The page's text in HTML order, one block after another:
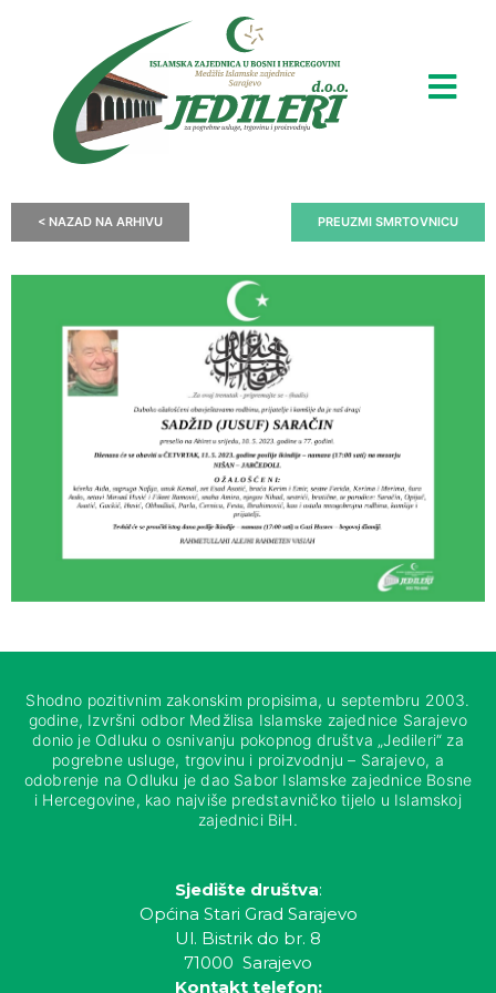
< NAZAD NA ARHIVU PREUZMI SMRTOVNICU
Shodno pozitivnim zakonskim propisima, u septembru 2003.
godine, Izvršni odbor Medžlisa Islamske zajednice Sarajevo
donio je Odluku o osnivanju pokopnog društva „Jedileri“ za
pogrebne usluge, trgovinu i proizvodnju – Sarajevo, a
odobrenje na Odluku je dao Sabor Islamske zajednice Bosne
i Hercegovine, kao najviše predstavničko tijelo u Islamskoj
zajednici BiH.
Sjedište društva:
Općina Stari Grad Sarajevo
Ul. Bistrik do br. 8
71000 Sarajevo
Kontakt telefon: